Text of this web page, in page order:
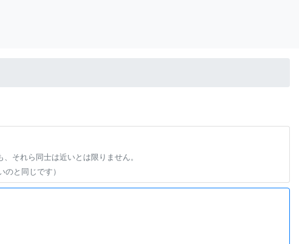
それら同士は近いとは限りません。
と同じです）